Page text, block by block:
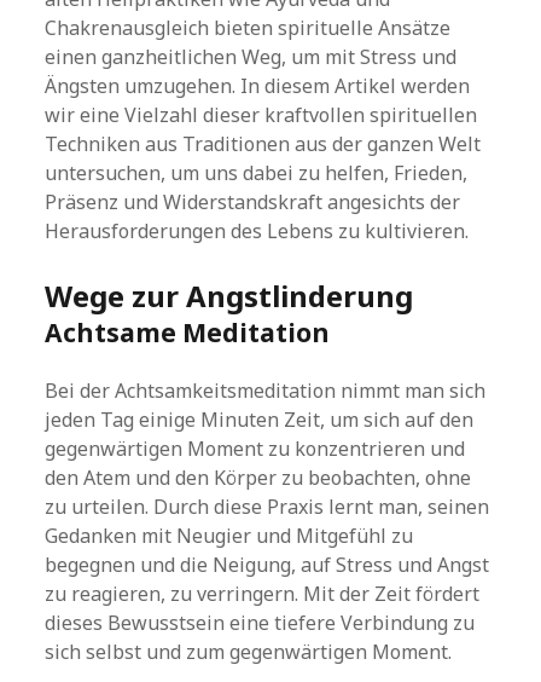
Chakrenausgleich bieten spirituelle Ansätze
einen ganzheitlichen Weg, um mit Stress und
Ängsten umzugehen. In diesem Artikel werden
wir eine Vielzahl dieser kraftvollen spirituellen
Techniken aus Traditionen aus der ganzen Welt
untersuchen, um uns dabei zu helfen, Frieden,
Präsenz und Widerstandskraft angesichts der
Herausforderungen des Lebens zu kultivieren.
Wege zur Angstlinderung
Achtsame Meditation
Bei der Achtsamkeitsmeditation nimmt man sich
jeden Tag einige Minuten Zeit, um sich auf den
gegenwärtigen Moment zu konzentrieren und
den Atem und den Körper zu beobachten, ohne
zu urteilen. Durch diese Praxis lernt man, seinen
Gedanken mit Neugier und Mitgefühl zu
begegnen und die Neigung, auf Stress und Angst
zu reagieren, zu verringern. Mit der Zeit fördert
dieses Bewusstsein eine tiefere Verbindung zu
sich selbst und zum gegenwärtigen Moment.